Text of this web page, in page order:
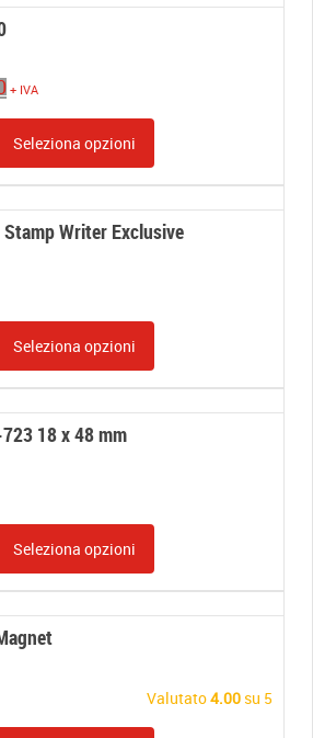
Il
prezzo
è:
€ 11,50.
+ IVA
Seleziona opzioni
Writer Exclusive
Seleziona opzioni
18 x 48 mm
Seleziona opzioni
Valutato4.00 su 5